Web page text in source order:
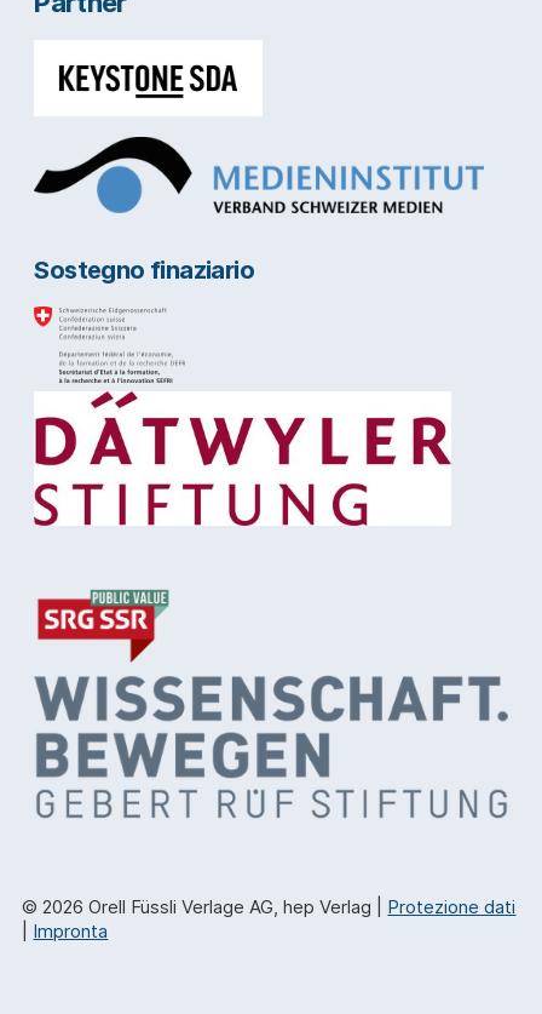
Sostegno finaziario
© 2026 Orell Füssli Verlage AG, hep Verlag | Protezione dati
Impronta